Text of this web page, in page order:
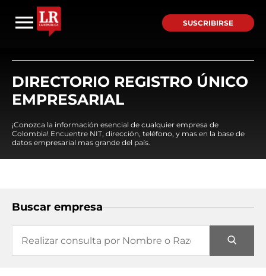
SUSCRIBIRSE
DIRECTORIO REGISTRO ÚNICO
EMPRESARIAL
¡Conozca la información esencial de cualquier empresa de
Colombia! Encuentre NIT, dirección, teléfono, y mas en la base de
datos empresarial mas grande del país.
Buscar empresa